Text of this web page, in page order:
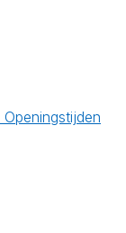
Openingstijden